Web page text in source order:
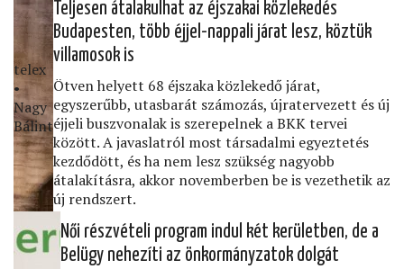
telex
•
Nagy
Bálint
Teljesen átalakulhat az éjszakai közlekedés
Budapesten, több éjjel-nappali járat lesz, köztük
villamosok is
Ötven helyett 68 éjszaka közlekedő járat,
egyszerűbb, utasbarát számozás, újratervezett és új
éjjeli buszvonalak is szerepelnek a BKK tervei
között. A javaslatról most társadalmi egyeztetés
kezdődött, és ha nem lesz szükség nagyobb
átalakításra, akkor novemberben be is vezethetik az
új rendszert.
Női részvételi program indul két kerületben, de a
Belügy nehezíti az önkormányzatok dolgát